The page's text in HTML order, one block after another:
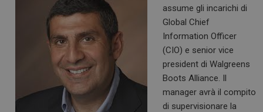
assume gli incarichi di
Global Chief
Information Officer
(CIO) e senior vice
president di Walgreens
Boots Alliance. Il
manager avrà il compito
di supervisionare la